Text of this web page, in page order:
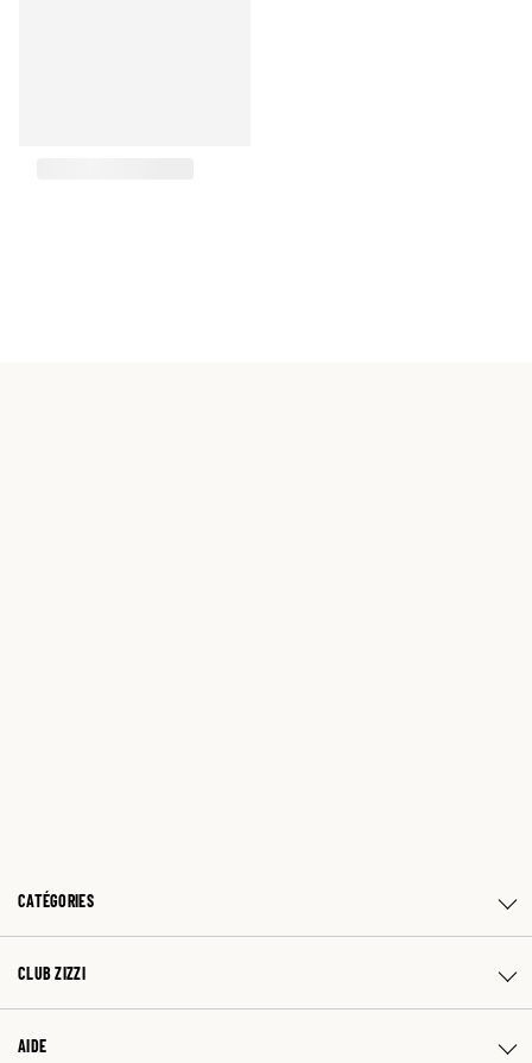
CATÉGORIES
CLUB ZIZZI
AIDE